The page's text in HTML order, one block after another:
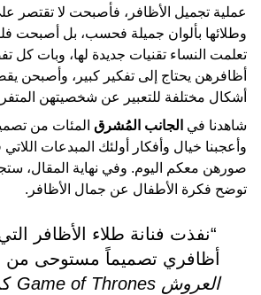
عملية تجميل الأظافر، فأصبحت لا تقتصر على
وطلائها بألوان جميلة فحسب، بل أصبحت
تعلمت النساء تقنيات جديدة لها، وبات كل
أظافرهن يحتاج إلى تفكير كبير،
أشكال مختلفة للتعبير عن شخصيتهن
شاهدنا في الجانب المُشرق المئات من
وأعجبنا خيال وأفكار أولئك المبدعات
صورهن معكم اليوم. وفي نهاية المقال،
توضح فكرة الأطفال عن جمال الأظافر.
“نفذت فنانة طلاء الأظافر
أظافري تصميماً مستوحى
العروش Game of Thrones